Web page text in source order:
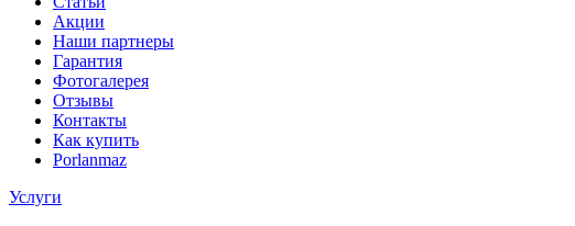
Акции
Наши партнеры
Гарантия
Фотогалерея
Отзывы
Контакты
Как купить
Porlanmaz
Услуги